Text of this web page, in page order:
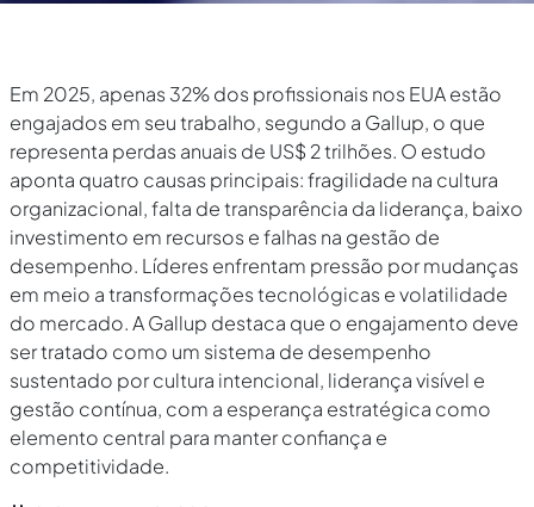
Em 2025, apenas 32% dos profissionais nos EUA estão
engajados em seu trabalho, segundo a Gallup, o que
representa perdas anuais de US$ 2 trilhões. O estudo
aponta quatro causas principais: fragilidade na cultura
organizacional, falta de transparência da liderança, baixo
investimento em recursos e falhas na gestão de
desempenho. Líderes enfrentam pressão por mudanças
em meio a transformações tecnológicas e volatilidade
do mercado. A Gallup destaca que o engajamento deve
ser tratado como um sistema de desempenho
sustentado por cultura intencional, liderança visível e
gestão contínua, com a esperança estratégica como
elemento central para manter confiança e
competitividade.